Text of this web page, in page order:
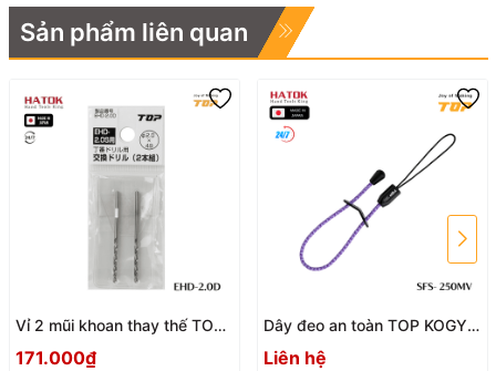
Sản phẩm liên quan
Vỉ 2 mũi khoan thay thế TOP
171.000₫
Dây đeo an toàn TOP KOGYO
SFS - 250MV
Liên hệ